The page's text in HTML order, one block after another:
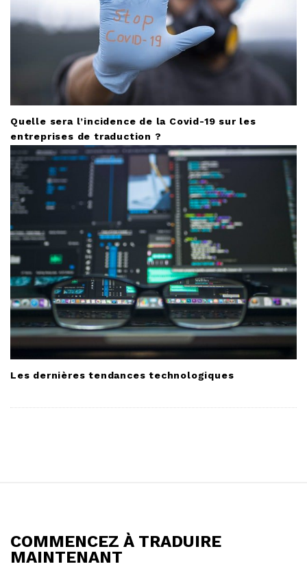
Quelle sera l’incidence de la Covid-19 sur les
entreprises de traduction ?
Les dernières tendances technologiques
COMMENCEZ À TRADUIRE
MAINTENANT